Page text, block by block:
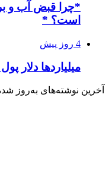
است؟ *
4 روز پیش
میلیاردها دلار
آخرین نوشته‌های‌ به‌روز